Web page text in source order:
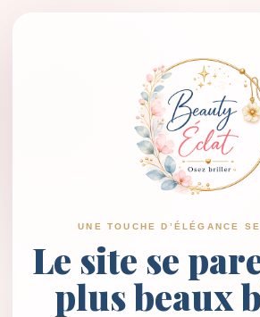
UNE TOUCHE D’ÉLÉGANCE
Le site se
plus beaux